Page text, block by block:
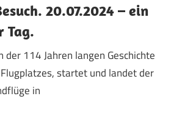
20.07.2024 – ein
Tag.
der 114 Jahren langen Geschichte
startet und landet der
in